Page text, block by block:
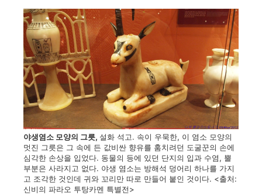
야생염소 모양의 그릇, 설화 석고. 속이 우묵한, 이 염소 모양의
멋진 그릇은 그 속에 든 값비싼 향유를 훔치려던 도굴꾼의 손에
심각한 손상을 입었다. 동물의 등에 있던 단지의 입과 수염, 뿔
부분은 사라지고 없다. 야생 염소는 방해석 덩어리 하나를 가지
고 조각한 것인데 귀와 꼬리만 따로 만들어 붙인 것이다. <출처:
신비의 파라오 투탕카멘 특별전>